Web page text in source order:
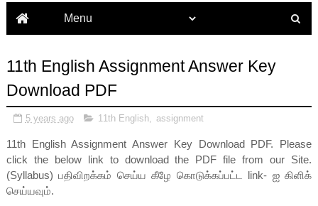
11th English Assignment Answer Key
Download PDF
5 years ago 11th English, assignment
11th English Assignment Answer Key Download PDF. Please
click the below link to download the PDF file from our Site.
(Syllabus) பதிவிறக்கம் செய்ய கீழே கொடுக்கப்பட்ட link- ஐ கிளிக்
செய்யவும்.